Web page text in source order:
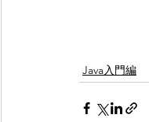
Java入門編